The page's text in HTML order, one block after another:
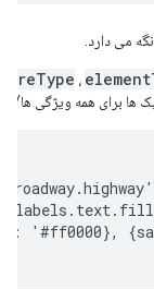
می دارد.
،
ها برای همه ویژگی ها/
'#ff0000},